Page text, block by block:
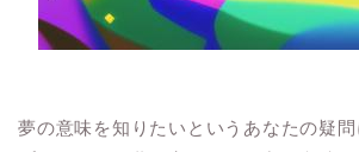
夢の意味を知りたいというあなたの疑問